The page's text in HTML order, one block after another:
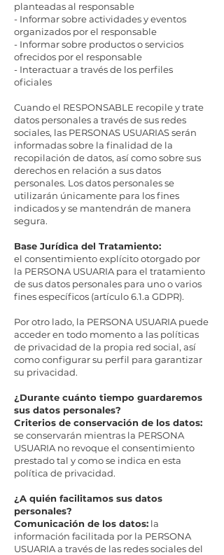
planteadas al responsable
- Informar sobre actividades y eventos
organizados por el responsable
- Informar sobre productos o servicios
ofrecidos por el responsable
- Interactuar a través de los perfiles
oficiales
Cuando el RESPONSABLE recopile y trate
datos personales a través de sus redes
sociales, las PERSONAS USUARIAS serán
informadas sobre la finalidad de la
recopilación de datos, así como sobre sus
derechos en relación a sus datos
personales. Los datos personales se
utilizarán únicamente para los fines
indicados y se mantendrán de manera
segura.
Base Jurídica del Tratamiento:
el consentimiento explícito otorgado por
la PERSONA USUARIA para el tratamiento
de sus datos personales para uno o varios
fines específicos (artículo 6.1.a GDPR).
Por otro lado, la PERSONA USUARIA puede
acceder en todo momento a las políticas
de privacidad de la propia red social, así
como configurar su perfil para garantizar
su privacidad.
¿Durante cuánto tiempo guardaremos
sus datos personales?
Criterios de conservación de los datos:
se conservarán mientras la PERSONA
USUARIA no revoque el consentimiento
prestado tal y como se indica en esta
política de privacidad.
¿A quién facilitamos sus datos
personales?
Comunicación de los datos: la
información facilitada por la PERSONA
USUARIA a través de las redes sociales del